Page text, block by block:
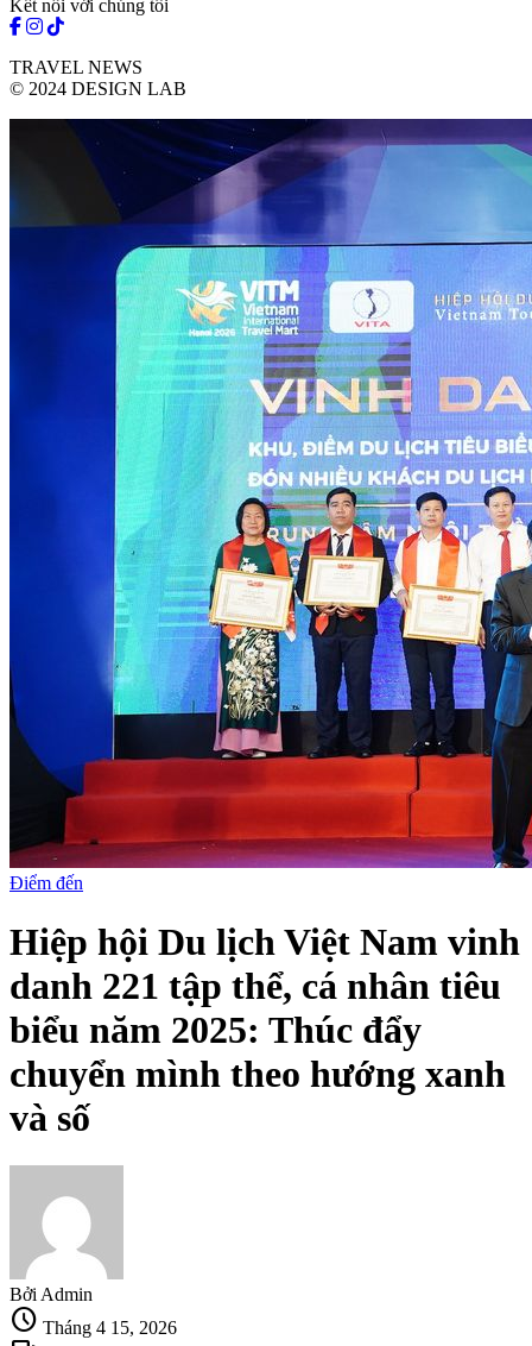
Kết nối với chúng tôi
TRAVEL NEWS
© 2024 DESIGN LAB
Điểm đến
Hiệp hội Du lịch Việt Nam vinh
danh 221 tập thể, cá nhân tiêu
biểu năm 2025: Thúc đẩy
chuyển mình theo hướng xanh
và số
Bởi Admin
schedule Tháng 4 15, 2026